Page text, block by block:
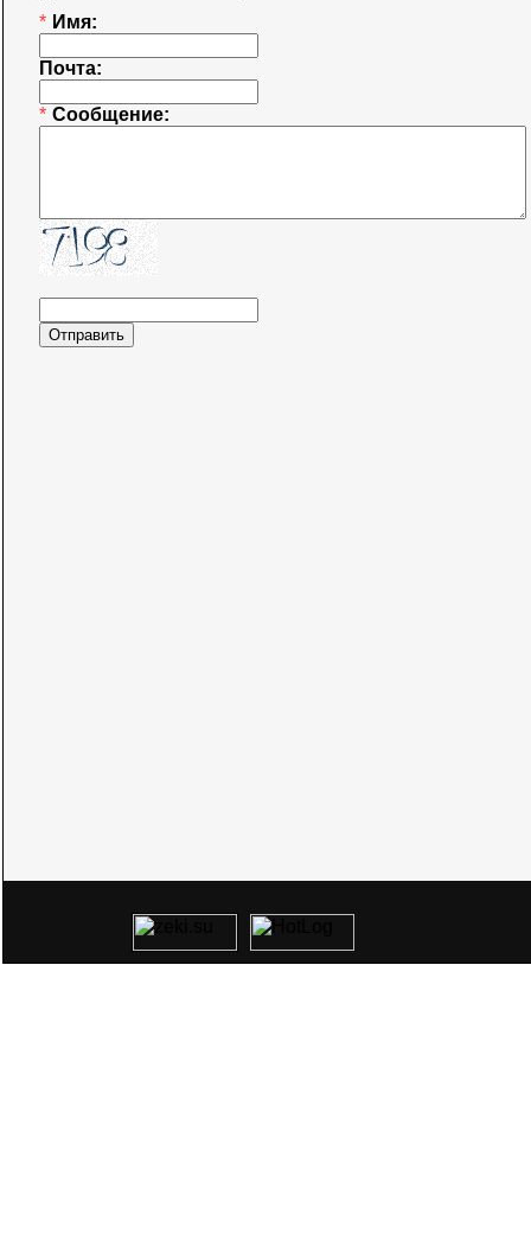
* Имя:
Почта:
* Сообщение: